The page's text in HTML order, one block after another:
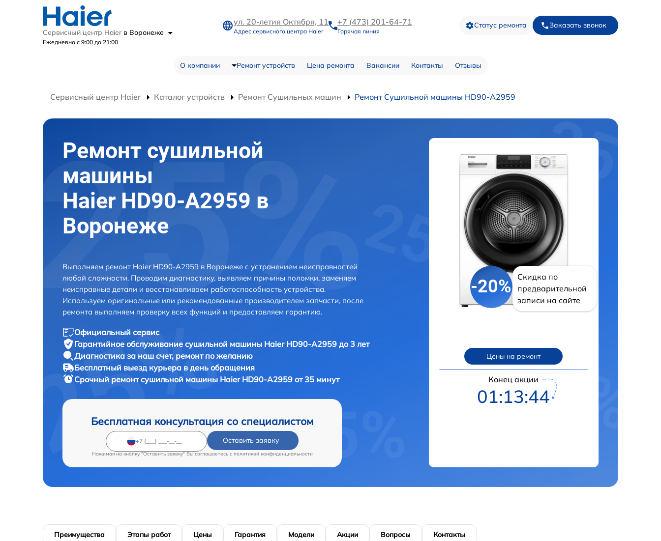
Сервисный центр Haier в Воронеже
Ежедневно с 9:00 до 21:00
ул. 20-летия Октября, 11
Адрес сервисного центра Haier
+7 (473) 201-64-71
Горячая линия
Статус ремонта Заказать звонок
О компании Ремонт устройств Цена ремонта Вакансии Контакты Отзывы
Сервисный центр Haier Каталог устройств Ремонт Сушильных машин Ремонт Сушильной машины HD90-A2959
Ремонт сушильной
машины
Haier HD90-A2959 в
Воронеже
Выполняем ремонт Haier HD90-A2959 в Воронеже с устранением неисправностей
любой сложности. Проводим диагностику, выявляем причины поломки, заменяем
неисправные детали и восстанавливаем работоспособность устройства.
Используем оригинальные или рекомендованные производителем запчасти, после
ремонта выполняем проверку всех функций и предоставляем гарантию.
Официальный сервис
Гарантийное обслуживание сушильной машины Haier HD90-A2959 до 3 лет
Диагностика за наш счет, ремонт по желанию
Бесплатный выезд курьера в день обращения
Срочный ремонтсушильной машины Haier HD90-A2959 от 35 минут
Бесплатная консультация со специалистом
Оставить заявку
Нажимая на кнопку "Оставить заявку" Вы соглашаетесь c политикой конфиденциальности
-20%
Скидка по
предварительной
записи на сайте
Цены на ремонт
Конец акции
01:13:43
Преимущества Этапы работ Цены Гарантия Модели Акции Вопросы Контакты